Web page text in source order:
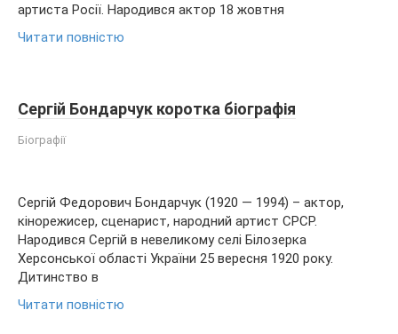
артиста Росії. Народився актор 18 жовтня
Читати повністю
Сергій Бондарчук коротка біографія
Біографії
Сергій Федорович Бондарчук (1920 — 1994) – актор,
кінорежисер, сценарист, народний артист СРСР.
Народився Сергій в невеликому селі Білозерка
Херсонської області України 25 вересня 1920 року.
Дитинство в
Читати повністю